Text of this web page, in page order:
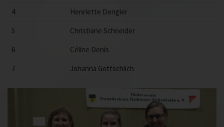
4
Henriette Dengler
5
Christiane Schneider
6
Céline Denis
7
Johanna Gottschlich